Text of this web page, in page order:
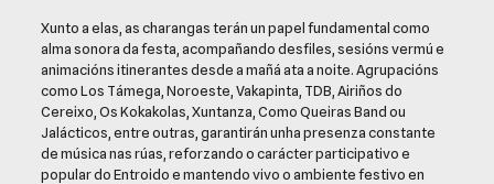
Xunto a elas, as charangas terán un papel fundamental como
alma sonora da festa, acompañando desfiles, sesións vermú e
animacións itinerantes desde a mañá ata a noite. Agrupacións
como Los Támega, Noroeste, Vakapinta, TDB, Airiños do
Cereixo, Os Kokakolas, Xuntanza, Como Queiras Band ou
Jalácticos, entre outras, garantirán unha presenza constante
de música nas rúas, reforzando o carácter participativo e
popular do Entroido e mantendo vivo o ambiente festivo en